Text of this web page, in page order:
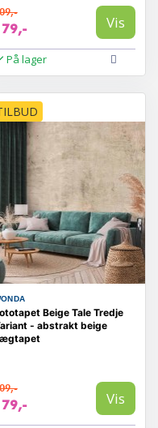
Vis
På lager
Beige Tale Tredje
- abstrakt beige
Vis